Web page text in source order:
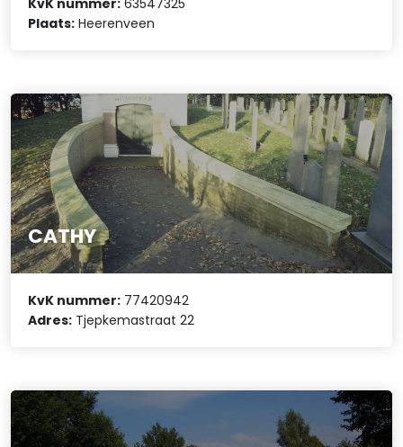
Plaats: Heerenveen
CATHY
KvK nummer: 77420942
Adres: Tjepkemastraat 22